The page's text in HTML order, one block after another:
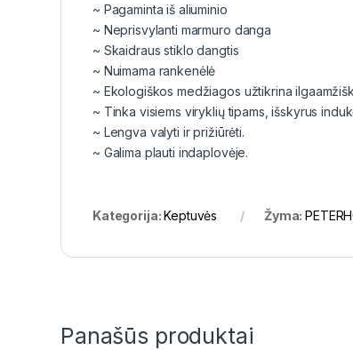
~ Pagaminta iš aliuminio
~ Neprisvylanti marmuro danga
~ Skaidraus stiklo dangtis
~ Nuimama rankenėlė
~ Ekologiškos medžiagos užtikrina
~ Tinka visiems viryklių tipams, išskyrus
~ Lengva valyti ir prižiūrėti.
~ Galima plauti indaplovėje.
Kategorija:Keptuvės Žyma:
Panašūs produktai